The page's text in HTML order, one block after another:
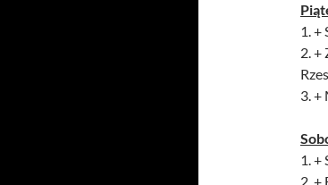
1. +
2. +
3. +
1. +
2. +